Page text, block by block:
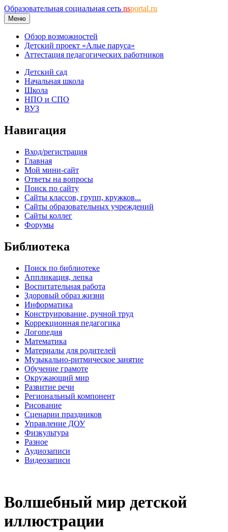
Образовательная социальная сеть nsportal.ru
Меню
Обзор возможностей
Детский проект «Алые паруса»
Аттестация педагогических работников
Детский сад
Начальная школа
Школа
НПО и СПО
ВУЗ
Навигация
Вход/регистрация
Главная
Мой мини-сайт
Ответы на вопросы
Поиск по сайту
Сайты классов, групп, кружков...
Сайты образовательных учреждений
Сайты коллег
Форумы
Библиотека
Поиск по библиотеке
Аппликация, лепка
Воспитательная работа
Здоровый образ жизни
Информатика
Конструирование, ручной труд
Коррекционная педагогика
Логопедия
Математика
Материалы для родителей
Музыкально-ритмическое занятие
Обучение грамоте
Окружающий мир
Развитие речи
Региональный компонент
Рисование
Сценарии праздников
Управление ДОУ
Физкультура
Разное
Аудиозаписи
Видеозаписи
Волшебный мир детской
иллюстрации